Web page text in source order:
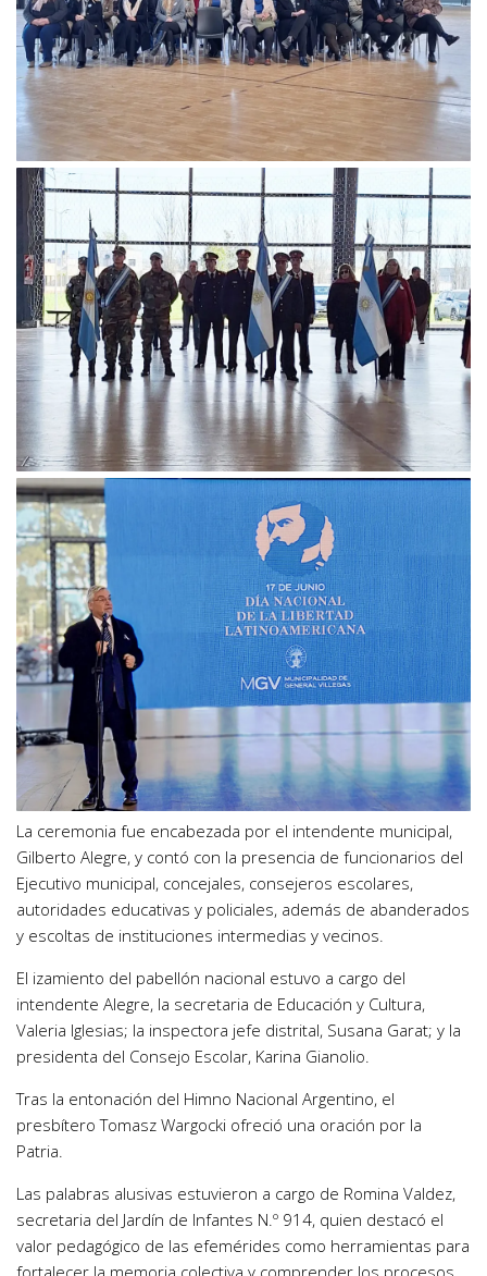
La ceremonia fue encabezada por el intendente municipal,
Gilberto Alegre, y contó con la presencia de funcionarios del
Ejecutivo municipal, concejales, consejeros escolares,
autoridades educativas y policiales, además de abanderados
y escoltas de instituciones intermedias y vecinos.
El izamiento del pabellón nacional estuvo a cargo del
intendente Alegre, la secretaria de Educación y Cultura,
Valeria Iglesias; la inspectora jefe distrital, Susana Garat; y la
presidenta del Consejo Escolar, Karina Gianolio.
Tras la entonación del Himno Nacional Argentino, el
presbítero Tomasz Wargocki ofreció una oración por la
Patria.
Las palabras alusivas estuvieron a cargo de Romina Valdez,
secretaria del Jardín de Infantes N.º 914, quien destacó el
valor pedagógico de las efemérides como herramientas para
fortalecer la memoria colectiva y comprender los procesos